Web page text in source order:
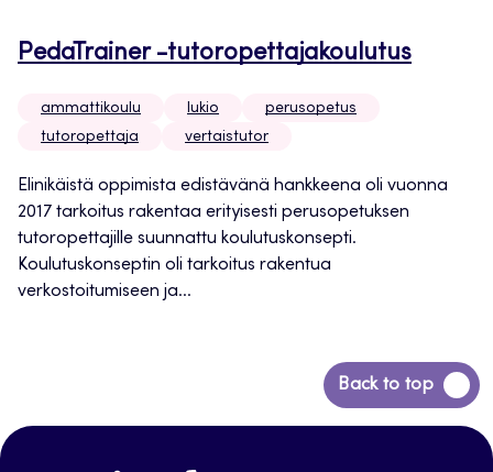
PedaTrainer -tutoropettajakoulutus
ammattikoulu lukio
perusopetus
tutoropettaja
vertaistutor
Elinikäistä oppimista edistävänä hankkeena oli vuonna
2017 tarkoitus rakentaa erityisesti perusopetuksen
tutoropettajille suunnattu koulutuskonsepti.
Koulutuskonseptin oli tarkoitus rakentua
verkostoitumiseen ja...
Back to top
Siirry
takaisin